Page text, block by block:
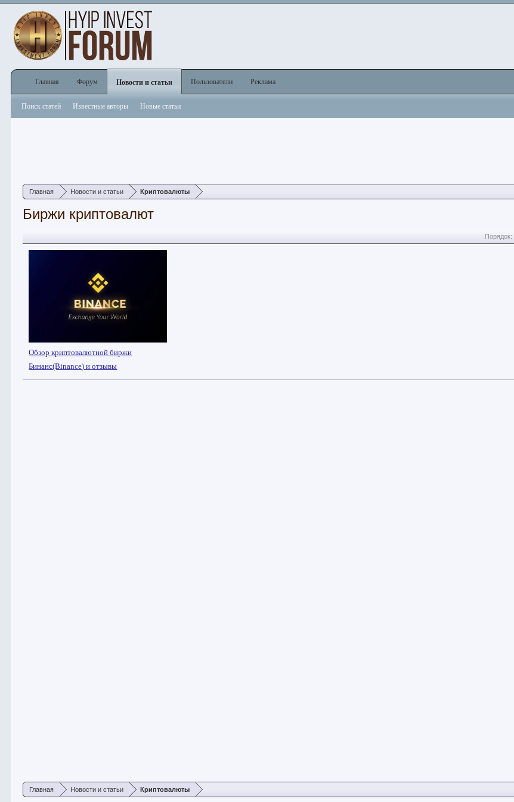
Главная Новости и статьи Криптовалюты
Биржи криптовалют
Порядок:
Обзор криптовалютной биржи
Бинанс(Binance) и отзывы
Главная Новости и статьи Криптовалюты
Главная Форум Новости и статьи
Поиск статей Известные авторы Новые статьи
Пользователи Реклама